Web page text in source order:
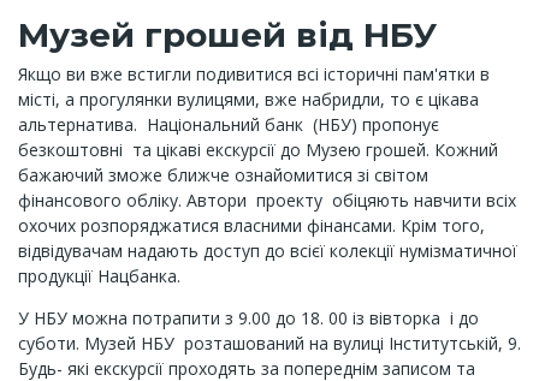
Музей грошей від НБУ
Якщо ви вже встигли подивитися всі історичні пам'ятки в
місті, а прогулянки вулицями, вже набридли, то є цікава
альтернатива. Національний банк (НБУ) пропонує
безкоштовні та цікаві екскурсії до Музею грошей. Кожний
бажаючий зможе ближче ознайомитися зі світом
фінансового обліку. Автори проекту обіцяють навчити всіх
охочих розпоряджатися власними фінансами. Крім того,
відвідувачам надають доступ до всієї колекції нумізматичної
продукції Нацбанка.
У НБУ можна потрапити з 9.00 до 18. 00 із вівторка і до
суботи. Музей НБУ розташований на вулиці Інститутській, 9.
Будь- які екскурсії проходять за попереднім записом та